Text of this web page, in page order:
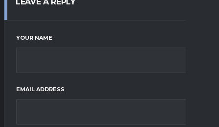
YOUR NAME
EMAIL ADDRESS